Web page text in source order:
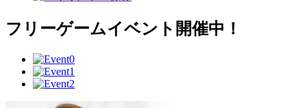
フリーゲームイベント開催中！